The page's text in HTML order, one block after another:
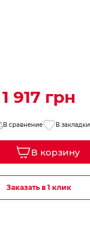
1 917 грн
В сравнение В закладки
В корзину
Заказать в 1 клик